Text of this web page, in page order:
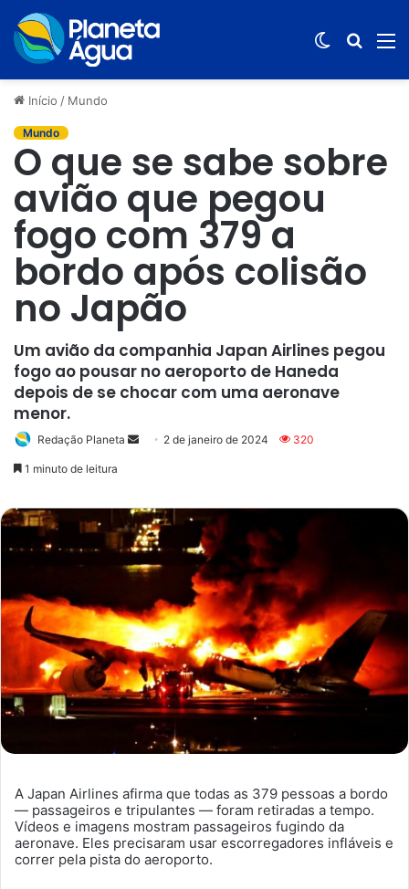
Switch
Início / Mundo
Mundo
O que se sabe sobre
avião que pegou
fogo com 379 a
bordo após colisão
no Japão
Um avião da companhia Japan Airlines pegou
fogo ao pousar no aeroporto de Haneda
depois de se chocar com uma aeronave
menor.
Redação Planeta
Mande
mail
2 de janeiro de 2024 320
1 minuto de leitura
A Japan Airlines afirma que todas as 379 pessoas a bordo
— passageiros e tripulantes — foram retiradas a tempo.
Vídeos e imagens mostram passageiros fugindo da
aeronave. Eles precisaram usar escorregadores infláveis e
correr pela pista do aeroporto.